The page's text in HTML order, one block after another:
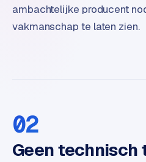
ambachtelijke producent
vakmanschap te laten zien.
02
Geen technisch